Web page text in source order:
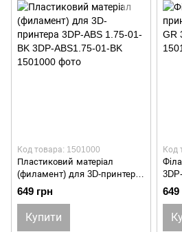
Код товара: 1501000
Пластиковий матеріал
(филамент) для 3D-принтера
3DP-ABS 1.75-01-BK 3DP-
ABS1.75-01-BK
649 грн
Купити
Код
649